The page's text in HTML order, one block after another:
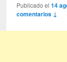
Publicado el14
comentarios ↓